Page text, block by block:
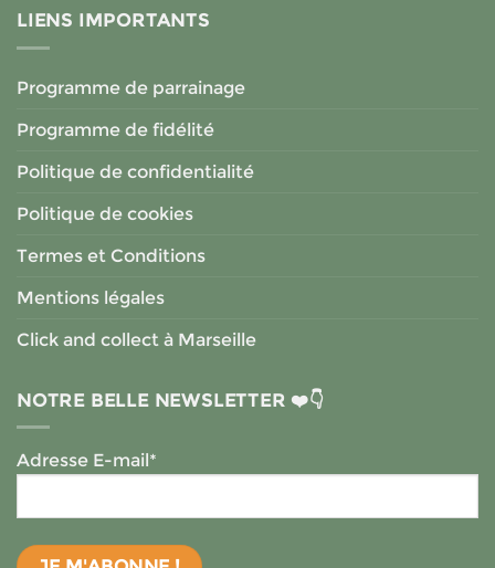
LIENS IMPORTANTS
Programme de parrainage
Programme de fidélité
Politique de confidentialité
Politique de cookies
Termes et Conditions
Mentions légales
Click and collect à Marseille
NOTRE BELLE NEWSLETTER ❤️👇
Adresse E-mail*